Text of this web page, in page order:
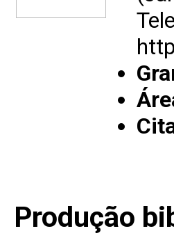
Produção